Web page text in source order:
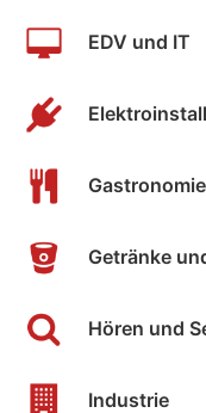
EDV und IT
Gastronomie
Getränke
Hören und
Industrie